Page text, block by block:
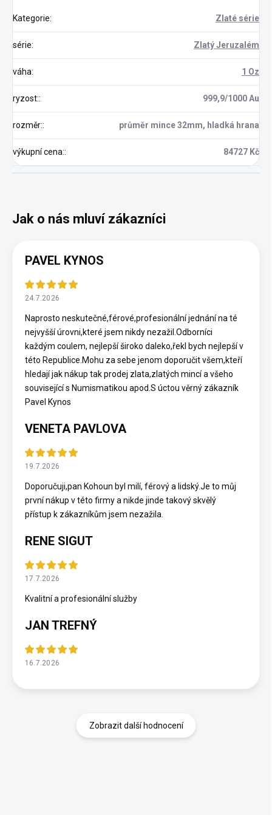
Kategorie: Zlaté série
série: Zlatý Jeruzalém
váha: 1 Oz
ryzost:: 999,9/1000 Au
rozměr:: průměr mince 32mm, hladká hrana
výkupní cena:: 84727 Kč
PAVEL KYNOS
24.7.2026
Naprosto neskutečné,férové,profesionální jednání na té
nejvyšší úrovni,které jsem nikdy nezažil.Odborníci
každým coulem, nejlepší široko daleko,řekl bych nejlepší v
této Republice.Mohu za sebe jenom doporučit všem,kteří
hledají jak nákup tak prodej zlata,zlatých mincí a všeho
související s Numismatikou apod.S úctou věrný zákazník
Pavel Kynos
VENETA PAVLOVA
19.7.2026
Doporučuji,pan Kohoun byl milí, férový a lidský.Je to můj
první nákup v této firmy a nikde jinde takový skvělý
přístup k zákazníkům jsem nezažila.
RENE SIGUT
17.7.2026
Kvalitní a profesionální služby
JAN TREFNÝ
16.7.2026
Zobrazit další hodnocení